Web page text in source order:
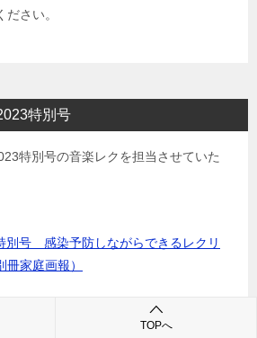
さい。
特別号
特別号の音楽レクを担当させていた
別号 感染予防しながらできるレクリ
家庭画報）
TOPへ